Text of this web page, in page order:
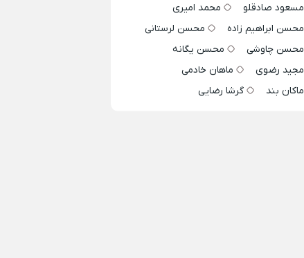
مسعود صادقلو
محمد امیری
محسن ابراهیم زاده
محسن لرستانی
محسن چاوشی
محسن یگانه
مجید رضوی
ماهان خادمی
ماکان بند
گرشا رضایی